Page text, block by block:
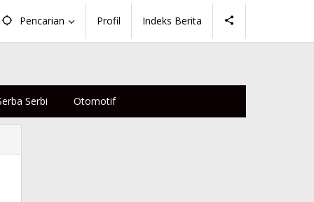
Pencarian Profil Indeks Berita
Serbi Otomotif